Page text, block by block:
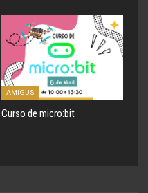
AMIGUS
Curso de micro:bit